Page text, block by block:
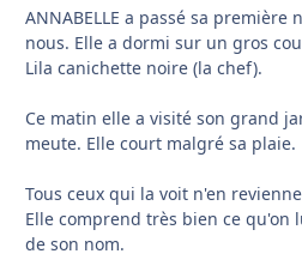
ANNABELLE a passé sa
nous. Elle a dormi sur un gros
Lila canichette noire (la chef).
Ce matin elle a visité son grand
meute. Elle court malgré sa plaie.
Tous ceux qui la voit n'en
Elle comprend très bien ce qu'on
de son nom.